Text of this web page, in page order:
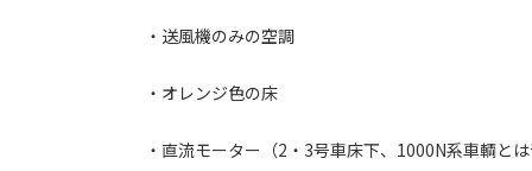
・送風機のみの空調
・オレンジ色の床
・直流モーター（2・3号車床下、1000N系車輌とは